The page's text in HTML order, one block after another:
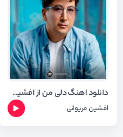
دانلود اهنگ دلی من از افشین مریوانی با کیفیت 320
افشین مریوانی